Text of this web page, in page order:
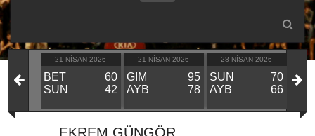
2026
KIN
21 NISAN 2026
BET
60
SUN
42
21 NISAN 2026
GIM
95
AYB
78
28 NISAN 2026
SUN
70
AYB
66
GIM
BET
EKREM GÜNGÖR